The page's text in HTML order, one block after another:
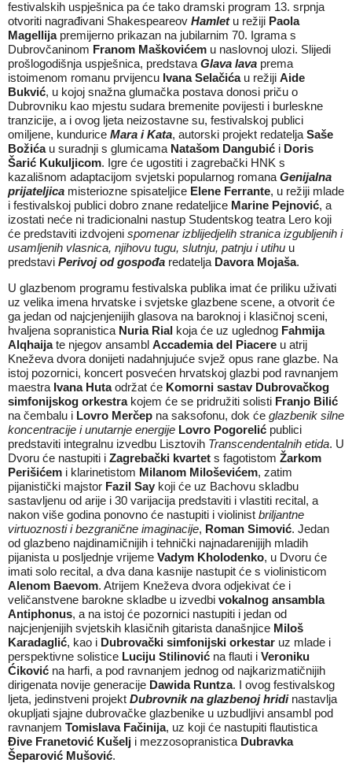
festivalskih uspješnica pa će tako dramski program 13. srpnja
otvoriti nagrađivani Shakespeareov Hamletu režiji Paola
Magellijapremijerno prikazan na jubilarnim 70. Igrama s
Dubrovčaninom Franom Maškovićem u naslovnoj ulozi. Slijedi
prošlogodišnja uspješnica, predstava Glava lava prema
istoimenom romanu prvijencu Ivana Selačićau režiji Aide
Bukvić, u kojoj snažna glumačka postava donosi priču o
Dubrovniku kao mjestu sudara bremenite povijesti i burleskne
tranzicije, a i ovog ljeta neizostavne su, festivalskoj publici
omiljene, kundurice Mara i Kata, autorski projekt redatelja Saše
Božićau suradnji s glumicama Natašom Dangubić i Doris
Šarić Kukuljicom. Igre će ugostiti i zagrebački HNK s
kazališnom adaptacijom svjetski popularnog romana Genijalna
prijateljica misteriozne spisateljice Elene Ferrante, u režiji mlade
i festivalskoj publici dobro znane redateljice Marine Pejnović, a
izostati neće ni tradicionalni nastup Studentskog teatra Lero koji
će predstaviti izdvojeni spomenar izblijedjelih stranica izgubljenih i
usamljenih vlasnica, njihovu tugu, slutnju, patnju i utihu u
predstavi Perivoj od gospođa redatelja Davora Mojaša.
U glazbenom programu festivalska publika imat će priliku uživati
uz velika imena hrvatske i svjetske glazbene scene, a otvorit će
ga jedan od najcjenjenijih glasova na baroknoj i klasičnoj sceni,
hvaljena sopranistica Nuria Rial koja će uz uglednog Fahmija
Alqhaijate njegov ansambl Accademia del Piacere u atrij
Kneževa dvora donijeti nadahnjujuće svjež opus rane glazbe. Na
istoj pozornici, koncert posvećen hrvatskoj glazbi pod ravnanjem
maestra Ivana Hutaodržat će Komorni sastav Dubrovačkog
simfonijskog orkestrakojem će se pridružiti solisti Franjo Bilić
na čembalu i Lovro Merčep na saksofonu, dok će glazbenik silne
koncentracije i unutarnje energije Lovro Pogorelić publici
predstaviti integralnu izvedbu Lisztovih Transcendentalnih etida. U
Dvoru će nastupiti i Zagrebački kvartet s fagotistom Žarkom
Perišićem i klarinetistom Milanom Miloševićem, zatim
pijanistički majstor Fazil Say koji će uz Bachovu skladbu
sastavljenu od arije i 30 varijacija predstaviti i vlastiti recital, a
nakon više godina ponovno će nastupiti i violinist briljantne
virtuoznosti i bezgranične imaginacije, Roman Simović. Jedan
od glazbeno najdinamičnijih i tehnički najnadarenijijh mladih
pijanista u posljednje vrijeme Vadym Kholodenko, u Dvoru će
imati solo recital, a dva dana kasnije nastupit će s violinisticom
Alenom Baevom. Atrijem Kneževa dvora odjekivat će i
veličanstvene barokne skladbe u izvedbi vokalnog ansambla
Antiphonus, a na istoj će pozornici nastupiti i jedan od
najcjenjenijih svjetskih klasičnih gitarista današnjice Miloš
Karadaglić, kao i Dubrovački simfonijski orkestar uz mlade i
perspektivne solistice Luciju Stilinović na flauti i Veroniku
Ćiković na harfi, a pod ravnanjem jednog od najkarizmatičnijih
dirigenata novije generacije Dawida Runtza. I ovog festivalskog
ljeta, jedinstveni projekt Dubrovnik na glazbenoj hridinastavlja
okupljati sjajne dubrovačke glazbenike u uzbudljivi ansambl pod
ravnanjem Tomislava Fačinija, uz koji će nastupiti flautistica
Đive Franetović Kušelj i mezzosopranistica Dubravka
Šeparović Mušović.